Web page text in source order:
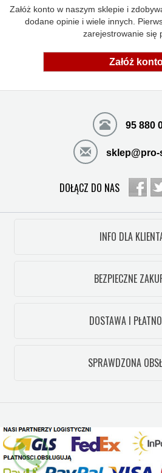
Załóż konto w naszym sklepie i
dodane opinie i wiele innych.
zarejestrowanie się
Załóż
95 880
sklep@pro-
DOŁĄCZ DO NAS
INFO DLA
BEZPIECZNE
DOSTAWA I
SPRAWDZONA